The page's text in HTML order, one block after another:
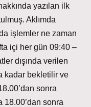
yazılan ilk
Aklımda
işlemler ne zaman
içi her gün 09:40 –
dışında verilen
kadar bekletilir ve
sonra
18.00’dan sonra